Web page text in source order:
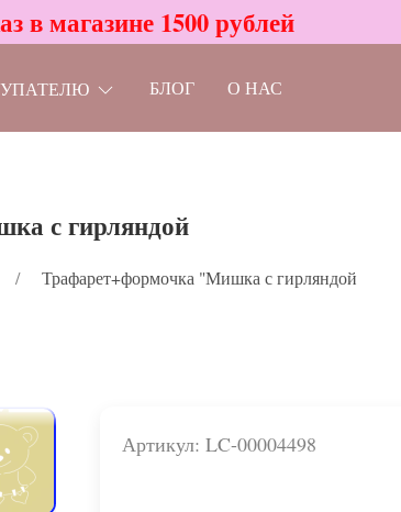
в магазине 1500 рублей
БЛОГ О НАС
с гирляндой
Трафарет+формочка "Мишка с гирляндой
Артикул: LC-00004498